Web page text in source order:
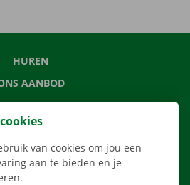
HUREN
AANBOD
DIENSTEN
LOCATIES
APPvan cookies om jou een
aan te bieden en je